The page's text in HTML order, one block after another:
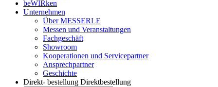
beWIRken
Unternehmen
Über MESSERLE
Messen und Veranstaltungen
Fachgeschäft
Showroom
Kooperationen und Servicepartner
Ansprechpartner
Geschichte
Direkt- bestellung Direktbestellung